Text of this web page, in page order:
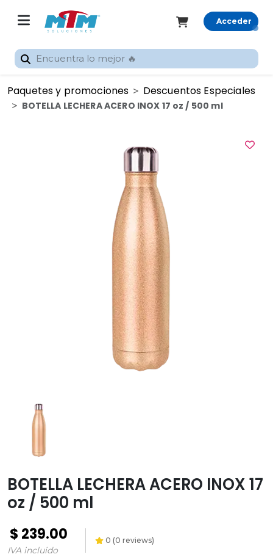
Registrarme
Inicio
Contacto
Garantías
envíos
Acceder
Paquetes y promociones Descuentos Especiales
BOTELLA LECHERA ACERO INOX 17 oz / 500 ml
BOTELLA LECHERA ACERO INOX 17
oz / 500 ml
$ 239.00
IVA incluido
0 (0 reviews)